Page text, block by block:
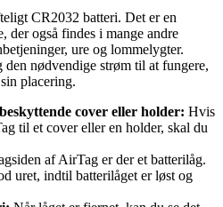
CR2032 batteri. Det er en
der også findes i mange andre
ure og lommelygter.
nødvendige strøm til at fungere,
placering.
cover eller holder: Hvis
til et cover eller en holder, skal du
af AirTag er der et batterilåg.
uret, indtil batterilåget er løst og